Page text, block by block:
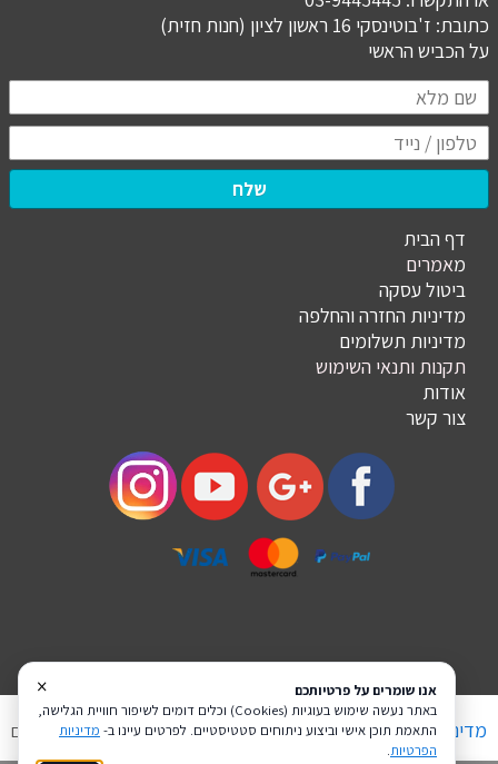
כתובת: ז'בוטינסקי 16 ראשון לציון (חנות חזית)
​​​​​​​על הכביש הראשי
שלח
דף הבית
מאמרים
ביטול עסקה
מדיניות החזרה והחלפה
מדיניות תשלומים
תקנות ותנאי השימוש
אודות
צור קשר
מדיניות פרטיות הצהרת נגישות Coi בניית אתרים
×
אנו שומרים על פרטיותכם
באתר נעשה שימוש בעוגיות (Cookies) וכלים דומים לשיפור חוויית הגלישה,
התאמת תוכן אישי וביצוע ניתוחים סטטיסטיים. לפרטים עיינו ב- מדיניות
הפרטיות.